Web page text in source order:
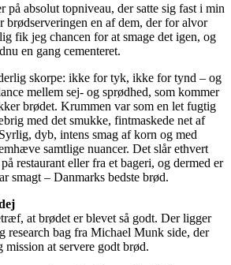
på absolut topniveau, der satte sig fast i min
brødserveringen en af dem, der for alvor
fik jeg chancen for at smage det igen, og
en gang cementeret.
skorpe: ikke for tyk, ikke for tynd – og
mellem sej- og sprødhed, som kommer
brødet. Krummen var som en let fugtig
med det smukke, fintmaskede net af
dyb, intens smag af korn og med
samtlige nuancer. Det slår ethvert
restaurant eller fra et bageri, og dermed er
smagt – Danmarks bedste brød.
at brødet er blevet så godt. Der ligger
research bag fra Michael Munk side, der
at servere godt brød.